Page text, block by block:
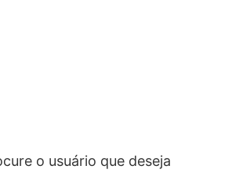
o usuário que deseja